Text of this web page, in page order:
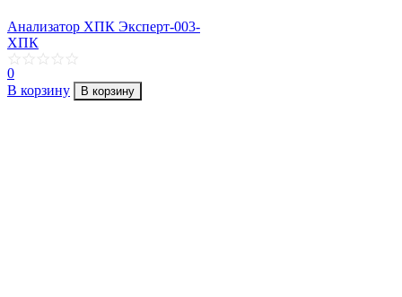
Анализатор ХПК Эксперт-003-
ХПК
0
В корзину
В корзину